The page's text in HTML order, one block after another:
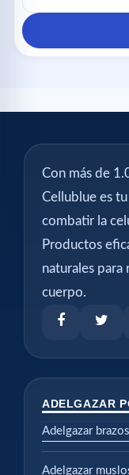
Con más de
Cellublue es
combatir la
Productos
naturales para
cuerpo.
ADELGAZAR
Adelgazar brazos
Adelgazar